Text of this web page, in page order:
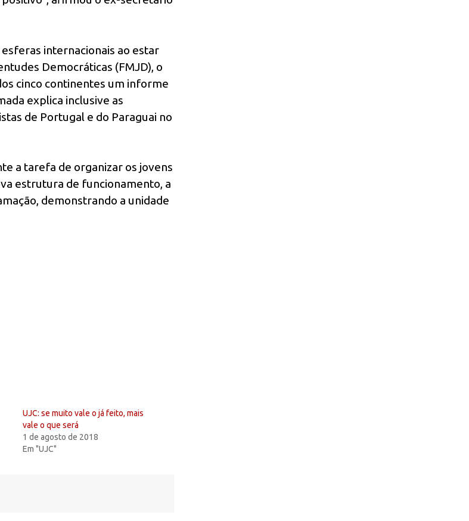
internacionais ao estar
Democráticas (FMJD), o
cinco continentes um informe
explica inclusive as
de Portugal e do Paraguai no
a tarefa de organizar os jovens
estrutura de funcionamento, a
demonstrando a unidade
UJC: se muito vale o já feito, mais
vale o que será
1 de agosto de 2018
Em "UJC"